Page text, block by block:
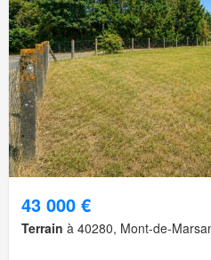
43 000 €
Terrain à 40280, Mont-de-